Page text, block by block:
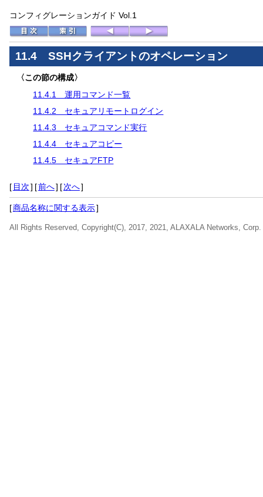
コンフィグレーションガイド Vol.1
11.4 SSHクライアントのオペレーション
〈この節の構成〉
11.4.1 運用コマンド一覧
11.4.2 セキュアリモートログイン
11.4.3 セキュアコマンド実行
11.4.4 セキュアコピー
11.4.5 セキュアFTP
[ 目次] [前へ] [次へ]
[商品名称に関する表示]
All Rights Reserved, Copyright(C), 2017, 2021, ALAXALA Networks, Corp.